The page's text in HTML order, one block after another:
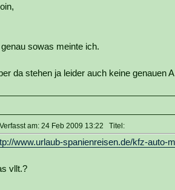
genau sowas meinte ich.
da stehen ja leider auch keine genauen
Verfasst am: 24 Feb 2009 13:22 Titel:
www.urlaub-spanienreisen.de/kfz-auto-
vllt.?